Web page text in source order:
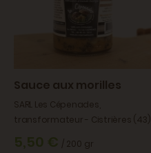
Sauce aux morilles
SARL Les Cépenades,
transformateur - Cistrières (43)
5,50 € / 200 gr